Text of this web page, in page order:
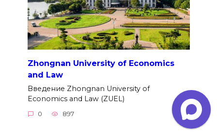
Zhongnan University of Economics
and Law
Введение Zhongnan University of
Economics and Law (ZUEL)
0 897